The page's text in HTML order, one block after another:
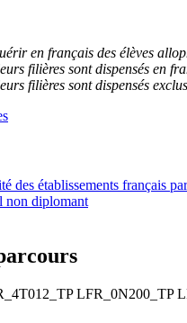
en français des élèves
filières sont dispensés en
filières sont dispensés
des établissements français
non diplomant
LFR_0N200_TP